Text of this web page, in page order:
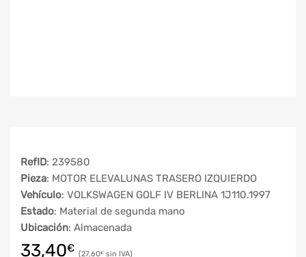
RefID: 239580
Pieza: MOTOR ELEVALUNAS TRASERO IZQUIERDO
Vehículo: VOLKSWAGEN GOLF IV BERLINA 1J110.1997
Estado: Material de segunda mano
Ubicación: Almacenada
33,40€ 27,60€